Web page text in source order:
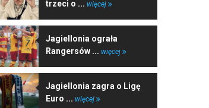
trzeci o ... więcej
Jagiellonia ograła
Rangersów ... więcej
Jagiellonia zagra o Ligę
Euro ... więcej